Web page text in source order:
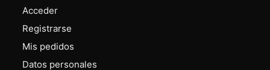
Acceder
Registrarse
Mis pedidos
Datos personales